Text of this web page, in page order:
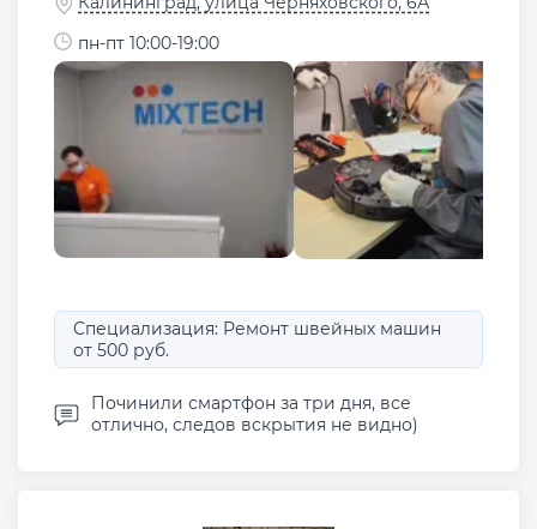
пн-пт 10:00-19:00
Специализация: Ремонт швейных машин
от 500 руб.
Починили смартфон за три дня, все
отлично, следов вскрытия не видно)